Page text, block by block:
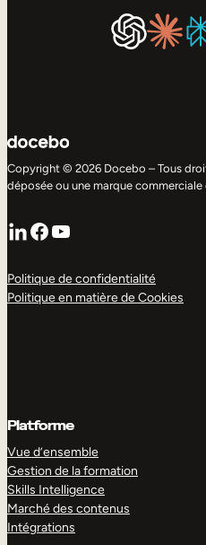
Copyright © 2026 Docebo – Tous
déposée ou une marque commerciale
LinkedIn
Facebook
YouTube
Politique de confidentialité
Politique en matière de Cookies
Platforme
Vue d’ensemble
Gestion de la formation
Skills Intelligence
Marché des contenus
Intégrations